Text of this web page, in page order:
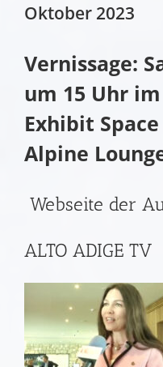
Oktober 2023
Vernissage:
um 15 Uhr im
Exhibit
Alpine
Webseite der
ALTO ADIGE TV